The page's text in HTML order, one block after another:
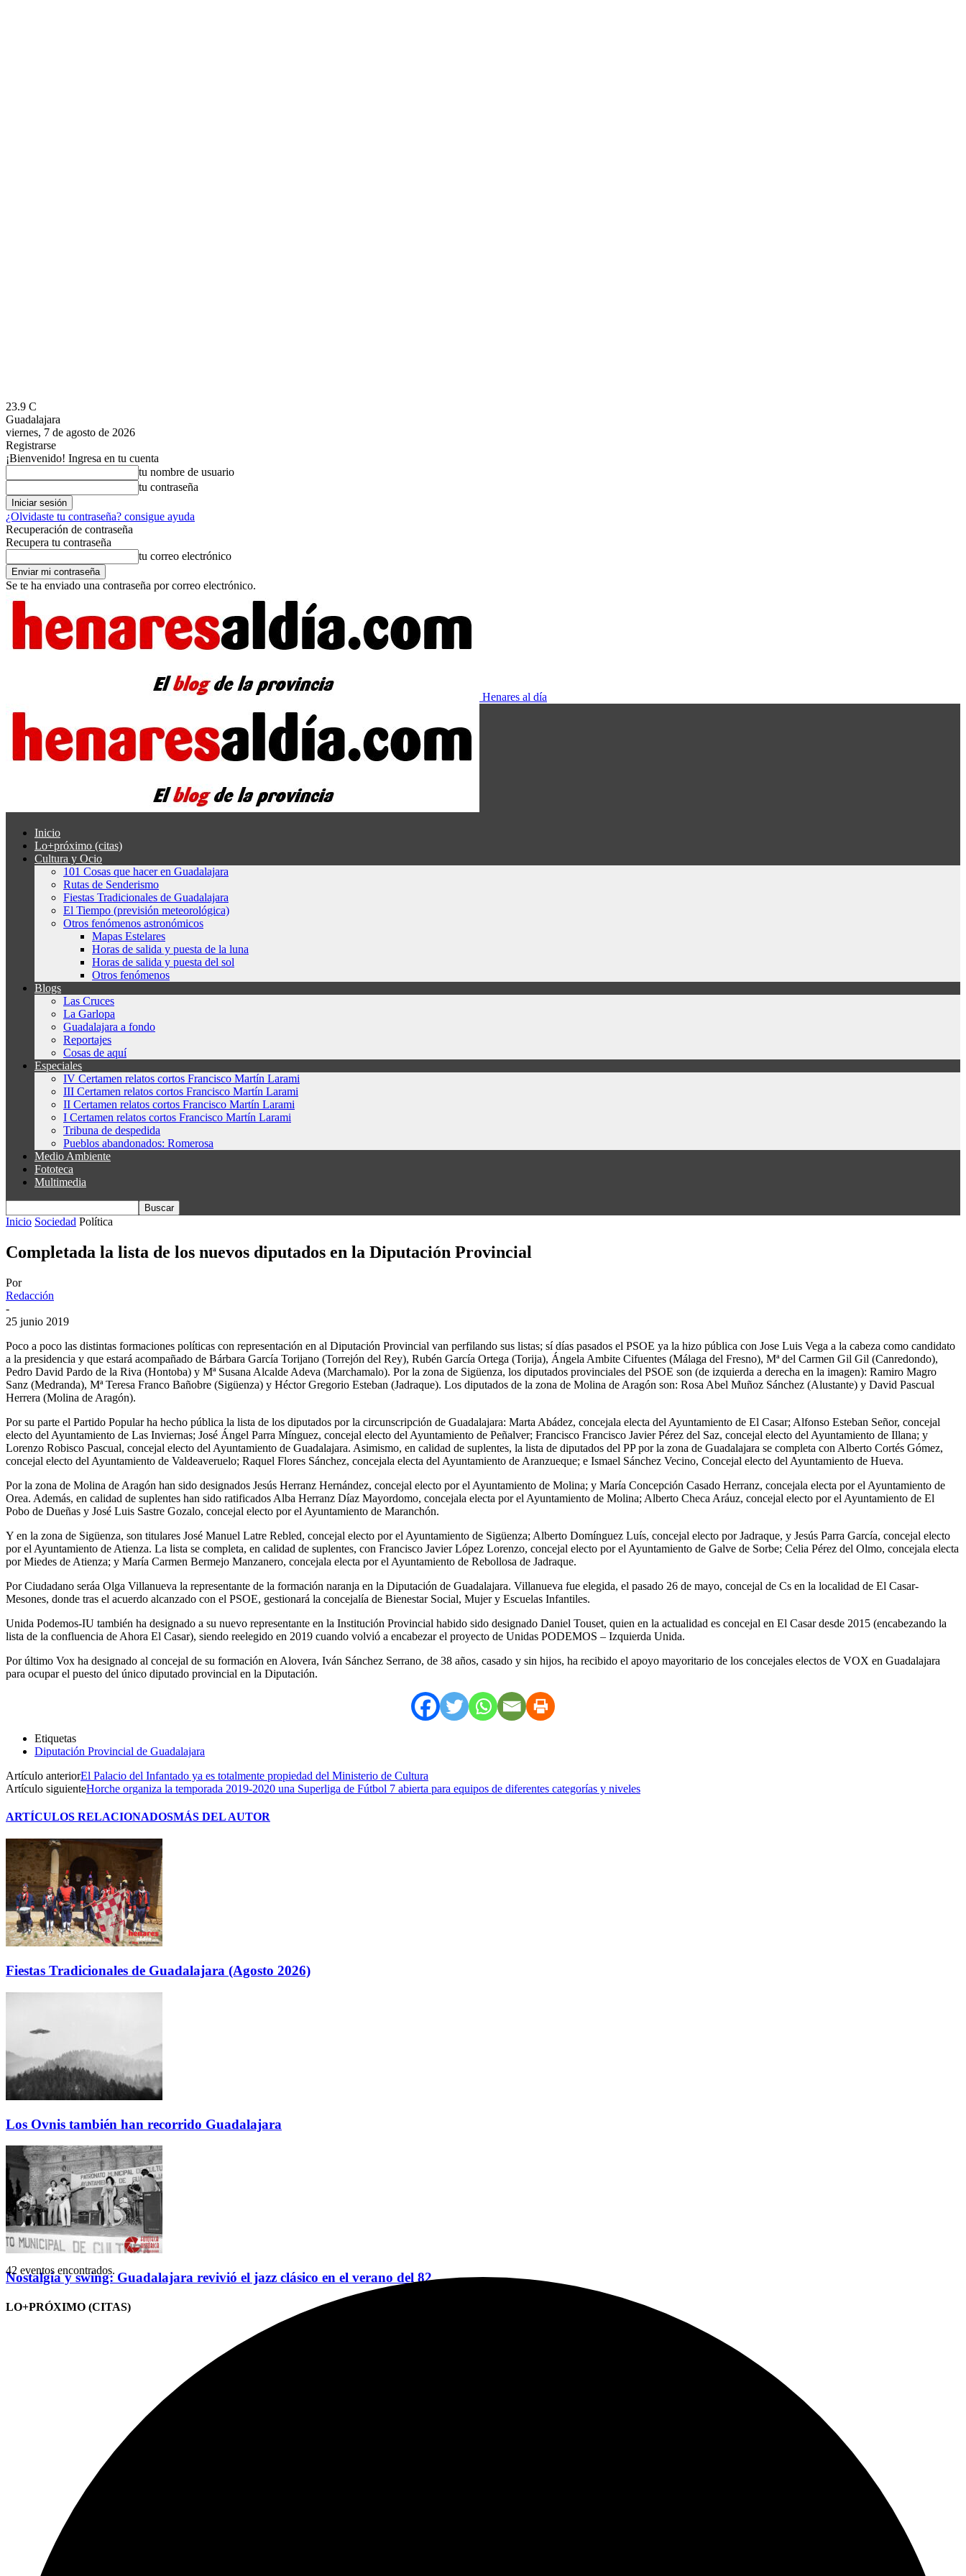
23.9 C
Guadalajara
viernes, 7 de agosto de 2026
Registrarse
¡Bienvenido! Ingresa en tu cuenta
tu nombre de usuario
tu contraseña
¿Olvidaste tu contraseña? consigue ayuda
Recuperación de contraseña
Recupera tu contraseña
tu correo electrónico
Se te ha enviado una contraseña por correo electrónico.
Henares al día
Inicio
Lo+próximo (citas)
Cultura y Ocio
101 Cosas que hacer en Guadalajara
Rutas de Senderismo
Fiestas Tradicionales de Guadalajara
El Tiempo (previsión meteorológica)
Otros fenómenos astronómicos
Mapas Estelares
Horas de salida y puesta de la luna
Horas de salida y puesta del sol
Otros fenómenos
Blogs
Las Cruces
La Garlopa
Guadalajara a fondo
Reportajes
Cosas de aquí
Especiales
IV Certamen relatos cortos Francisco Martín Larami
III Certamen relatos cortos Francisco Martín Larami
II Certamen relatos cortos Francisco Martín Larami
I Certamen relatos cortos Francisco Martín Larami
Tribuna de despedida
Pueblos abandonados: Romerosa
Medio Ambiente
Fototeca
Multimedia
Inicio Sociedad Política
Completada la lista de los nuevos diputados en la Diputación Provincial
Por
Redacción
-
25 junio 2019
Poco a poco las distintas formaciones políticas con representación en al Diputación Provincial van perfilando sus listas; sí días pasados el PSOE ya la hizo pública con Jose Luis Vega a la cabeza como candidato
a la presidencia y que estará acompañado de Bárbara García Torijano (Torrejón del Rey), Rubén García Ortega (Torija), Ángela Ambite Cifuentes (Málaga del Fresno), Mª del Carmen Gil Gil (Canredondo),
Pedro David Pardo de la Riva (Hontoba) y Mª Susana Alcalde Adeva (Marchamalo). Por la zona de Sigüenza, los diputados provinciales del PSOE son (de izquierda a derecha en la imagen): Ramiro Magro
Sanz (Medranda), Mª Teresa Franco Bañobre (Sigüenza) y Héctor Gregorio Esteban (Jadraque). Los diputados de la zona de Molina de Aragón son: Rosa Abel Muñoz Sánchez (Alustante) y David Pascual
Herrera (Molina de Aragón).
Por su parte el Partido Popular ha hecho pública la lista de los diputados por la circunscripción de Guadalajara: Marta Abádez, concejala electa del Ayuntamiento de El Casar; Alfonso Esteban Señor, concejal
electo del Ayuntamiento de Las Inviernas; José Ángel Parra Mínguez, concejal electo del Ayuntamiento de Peñalver; Francisco Francisco Javier Pérez del Saz, concejal electo del Ayuntamiento de Illana; y
Lorenzo Robisco Pascual, concejal electo del Ayuntamiento de Guadalajara. Asimismo, en calidad de suplentes, la lista de diputados del PP por la zona de Guadalajara se completa con Alberto Cortés Gómez,
concejal electo del Ayuntamiento de Valdeaveruelo; Raquel Flores Sánchez, concejala electa del Ayuntamiento de Aranzueque; e Ismael Sánchez Vecino, Concejal electo del Ayuntamiento de Hueva.
Por la zona de Molina de Aragón han sido designados Jesús Herranz Hernández, concejal electo por el Ayuntamiento de Molina; y María Concepción Casado Herranz, concejala electa por el Ayuntamiento de
Orea. Además, en calidad de suplentes han sido ratificados Alba Herranz Díaz Mayordomo, concejala electa por el Ayuntamiento de Molina; Alberto Checa Aráuz, concejal electo por el Ayuntamiento de El
Pobo de Dueñas y José Luis Sastre Gozalo, concejal electo por el Ayuntamiento de Maranchón.
Y en la zona de Sigüenza, son titulares José Manuel Latre Rebled, concejal electo por el Ayuntamiento de Sigüenza; Alberto Domínguez Luís, concejal electo por Jadraque, y Jesús Parra García, concejal electo
por el Ayuntamiento de Atienza. La lista se completa, en calidad de suplentes, con Francisco Javier López Lorenzo, concejal electo por el Ayuntamiento de Galve de Sorbe; Celia Pérez del Olmo, concejala electa
por Miedes de Atienza; y María Carmen Bermejo Manzanero, concejala electa por el Ayuntamiento de Rebollosa de Jadraque.
Por Ciudadano seráa Olga Villanueva la representante de la formación naranja en la Diputación de Guadalajara. Villanueva fue elegida, el pasado 26 de mayo, concejal de Cs en la localidad de El Casar-
Mesones, donde tras el acuerdo alcanzado con el PSOE, gestionará la concejalía de Bienestar Social, Mujer y Escuelas Infantiles.
Unida Podemos-IU también ha designado a su nuevo representante en la Institución Provincial habido sido designado Daniel Touset, quien en la actualidad es concejal en El Casar desde 2015 (encabezando la
lista de la confluencia de Ahora El Casar), siendo reelegido en 2019 cuando volvió a encabezar el proyecto de Unidas PODEMOS – Izquierda Unida.
Por último Vox ha designado al concejal de su formación en Alovera, Iván Sánchez Serrano, de 38 años, casado y sin hijos, ha recibido el apoyo mayoritario de los concejales electos de VOX en Guadalajara
para ocupar el puesto del único diputado provincial en la Diputación.
Etiquetas
Diputación Provincial de Guadalajara
Artículo anteriorEl Palacio del Infantado ya es totalmente propiedad del Ministerio de Cultura
Artículo siguienteHorche organiza la temporada 2019-2020 una Superliga de Fútbol 7 abierta para equipos de diferentes categorías y niveles
ARTÍCULOS RELACIONADOSMÁS DEL AUTOR
Fiestas Tradicionales de Guadalajara (Agosto 2026)
Los Ovnis también han recorrido Guadalajara
Nostalgia y swing: Guadalajara revivió el jazz clásico en el verano del 82
LO+PRÓXIMO (CITAS)
42 eventos encontrados.